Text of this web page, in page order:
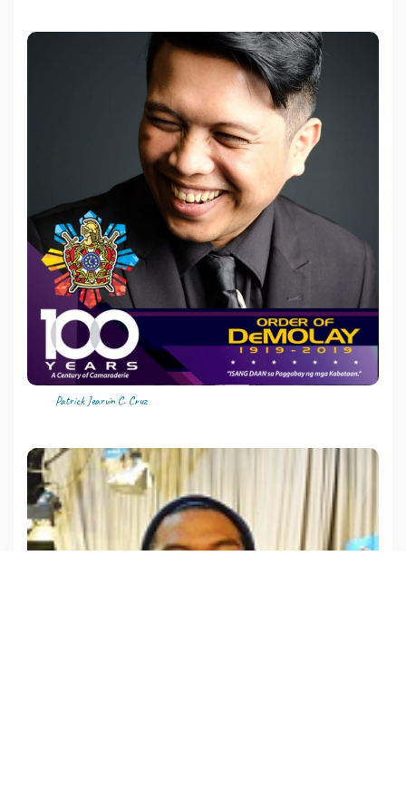
Patrick Jearvin C. Cruz